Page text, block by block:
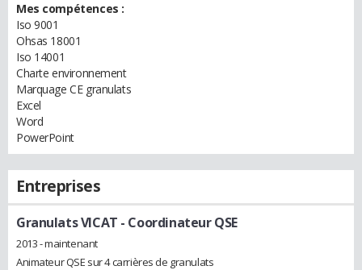
Mes compétences :
Iso 9001
Ohsas 18001
Iso 14001
Charte environnement
Marquage CE granulats
Excel
Word
PowerPoint
Entreprises
Granulats VICAT - Coordinateur QSE
2013 - maintenant
Animateur QSE sur 4 carrières de granulats